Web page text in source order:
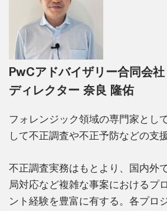
PwCアドバイザリー合同会社
ディレクター 奈良 隆佑
フォレンジック領域の専門家とし
して不正調査や不正予防などの支
不正調査実務はもとより、国内外
局対応など複雑な事案におけるプ
ント経験を豊富に有する。各プロ